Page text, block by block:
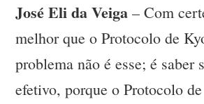
José Eli da Veiga – Com
melhor que o Protocolo de
problema não é esse; é saber
efetivo, porque o Protocolo